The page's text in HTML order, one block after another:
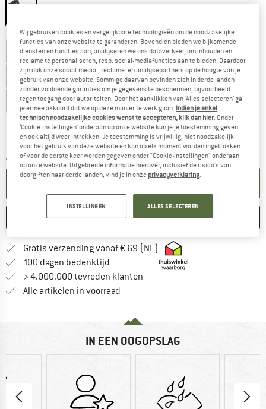
Kies een maat:
EU37 EU37,5 EU38 EU38,5 EU39
EU39,5 EU40 EU40,5 EU41 EU41,5
EU42
Maattabel
Levertijd: 3-5 werkdagenDe link wordt geopend in een infovak en bevat
Aantal:
IN DE WINKELMAND
ONTHOUDEN VERGELIJKEN
Gratis verzending vanaf € 69 (NL) Vind hier de
100 dagen bedenktijd Vind de betalingsinformatie hier!
> 4.000.000 tevreden klanten
Alle artikelen in voorraad
IN EEN OOGOPSLAG
Wij gebruiken cookies en vergelijkbare technologieën om de noodzakelijke
functies van onze website te garanderen. Bovendien bieden we bijkomende
diensten en functies aan, analyseren we ons dataverkeer, om inhouden en
reclame te personaliseren, resp. social-mediafuncties aan te bieden. Daardoor
zijn ook onze social-media-, reclame- en analysepartners op de hoogte van je
gebruik van onze website. Sommige daarvan bevinden zich in derde landen
zonder voldoende garanties om je gegevens te beschermen, bijvoorbeeld
tegen toegang door autoriteiten. Door het aanklikken van ‘Alles selecteren’ ga
je ermee akkoord dat we op deze manier te werk gaan. Indien je enkel
technisch noodzakelijke cookies wenst te accepteren, klik dan hier. Onder
‘Cookie-instellingen’ onderaan op onze website kun je je toestemming geven
en ook altijd weer intrekken. Je toestemming is vrijwillig, niet noodzakelijk
voor het gebruik van deze website en kan op elk moment worden ingetrokken
of voor de eerste keer worden gegeven onder "Cookie-instellingen" onderaan
op onze website. Uitgebreide informatie hierover, inclusief de risico's van
doorgiften naar derde landen, vind je in onze privacyverklaring.
INSTELLINGEN ALLES SELECTEREN